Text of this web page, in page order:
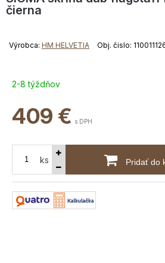
čierna
Výrobca: HM HELVETIA Obj. čislo:
2-8 týždňov
409 € s DPH
ks Pridať do